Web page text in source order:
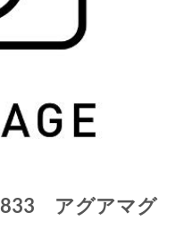
アグアマグ